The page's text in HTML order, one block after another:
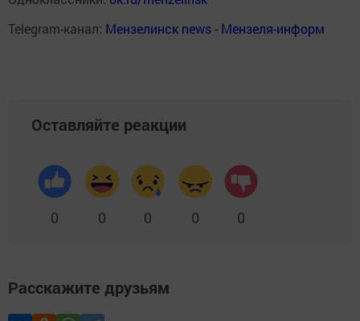
Telegram-канал: Мензелинск news - Мензеля-информ
Оставляйте реакции
0 0 0 0 0
Расскажите друзьям